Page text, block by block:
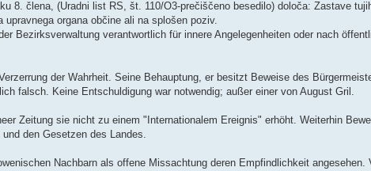
8. člena, (Uradni list RS, št. 110/O3-prečiščeno besedilo) določa: Zastave
organa občine ali na splošen poziv.
Bezirksverwaltung verantwortlich für innere Angelegenheiten oder nach
der Wahrheit. Seine Behauptung, er besitzt Beweise des
falsch. Keine Entschuldigung war notwendig; außer einer von August Gril.
Zeitung sie nicht zu einem "Internationalem Ereignis" erhöht. Weiterhin
den Gesetzen des Landes.
Nachbarn als offene Missachtung deren Empfindlichkeit angesehen.